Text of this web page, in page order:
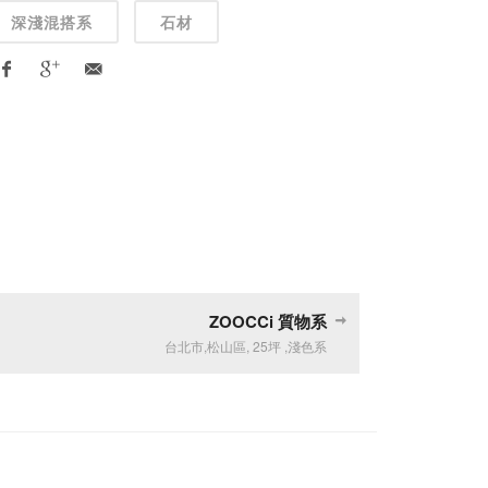
深淺混搭系 石材
ZOOCCi 質物系
台北市,松山區 ,25坪 ,淺色系